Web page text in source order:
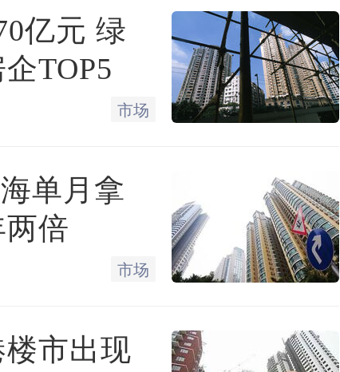
全年，绿城完成 254个家
亮约18.8 万户家庭的灯
新高。众多项目实现了
户的高度认可。如2023
·青岛和锦玉园
提前100
月28日，绿城·大连桂语
坚实产品力。
亿元 绿
TOP5
市场
单月拿
倍
市场
市出现